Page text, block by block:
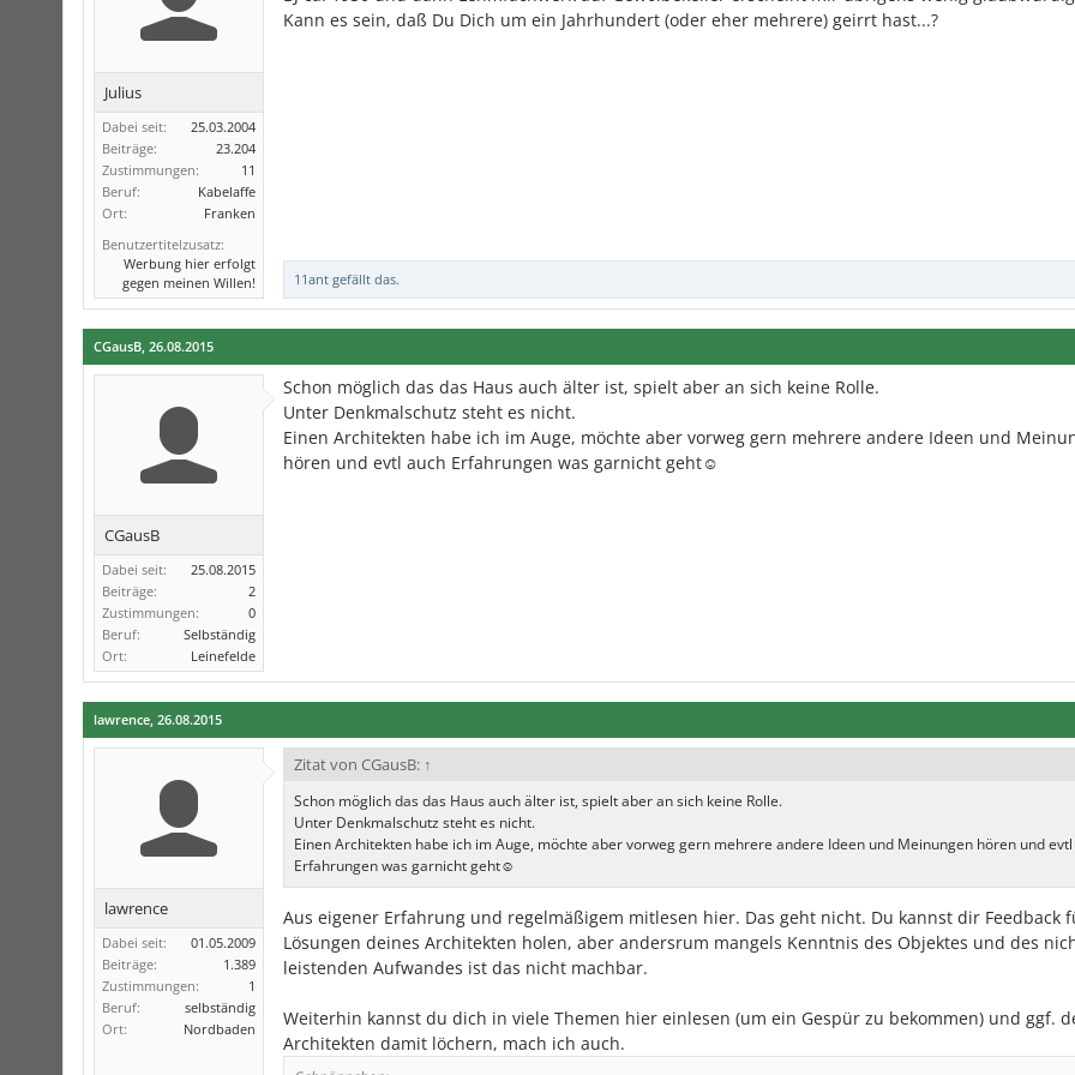
Julius
Dabei seit:
25.03.2004
Beiträge:
23.204
Zustimmungen:
11
Beruf:
Kabelaffe
Ort:
Franken
Benutzertitelzusatz:
Werbung hier erfolgt
gegen meinen Willen!
Kann es sein, daß Du Dich um ein Jahrhundert (oder eher mehrere) geirrt hast...?
11ant gefällt das.
CGausB, 26.08.2015
CGausB
Dabei seit:
25.08.2015
Beiträge:
2
Zustimmungen:
0
Beruf:
Selbständig
Ort:
Leinefelde
Schon möglich das das Haus auch älter ist, spielt aber an sich keine Rolle.
Unter Denkmalschutz steht es nicht.
Einen Architekten habe ich im Auge, möchte aber vorweg gern mehrere andere Ideen und
hören und evtl auch Erfahrungen was garnicht geht☺️
lawrence, 26.08.2015
lawrence
Dabei seit:
01.05.2009
Beiträge:
1.389
Zustimmungen:
1
Beruf:
selbständig
Ort:
Nordbaden
Zitat von CGausB: ↑
Schon möglich das das Haus auch älter ist, spielt aber an sich keine Rolle.
Unter Denkmalschutz steht es nicht.
Einen Architekten habe ich im Auge, möchte aber vorweg gern mehrere andere Ideen und Meinungen hören und
Erfahrungen was garnicht geht☺️
Aus eigener Erfahrung und regelmäßigem mitlesen hier. Das geht nicht. Du kannst dir Feedback
Lösungen deines Architekten holen, aber andersrum mangels Kenntnis des Objektes und des
leistenden Aufwandes ist das nicht machbar.
Weiterhin kannst du dich in viele Themen hier einlesen (um ein Gespür zu bekommen) und ggf.
Architekten damit löchern, mach ich auch.